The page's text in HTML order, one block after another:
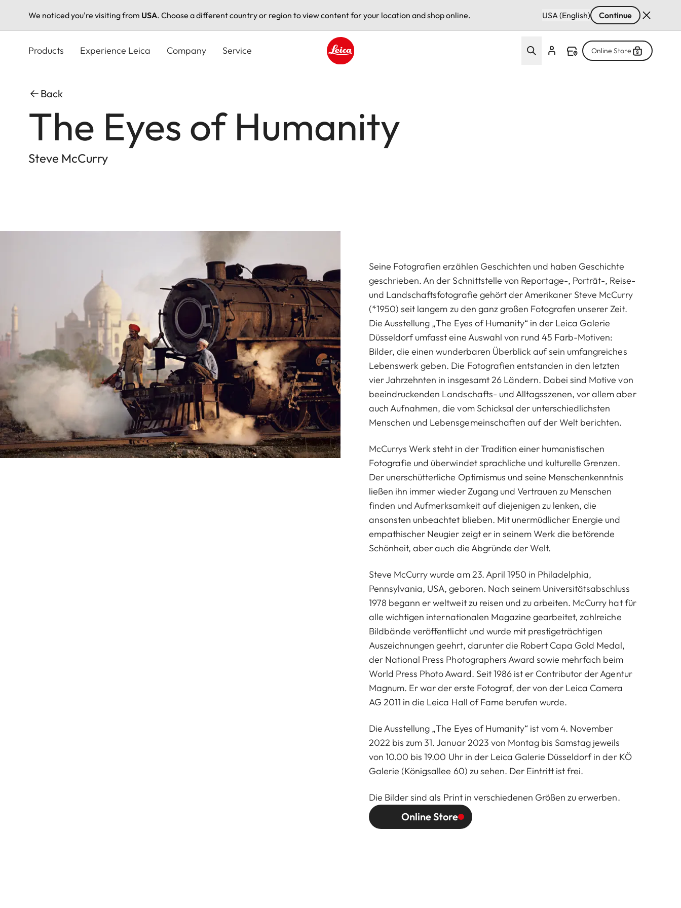
We noticed you're visiting from USA. Choose a different country or region to view content for your location and shop online. USA (English) Continue
Products Experience Leica Company Service Online Store
Back
The Eyes of Humanity
Steve McCurry
Seine Fotografien erzählen Geschichten und haben Geschichte
geschrieben. An der Schnittstelle von Reportage-, Porträt-, Reise-
und Landschaftsfotografie gehört der Amerikaner Steve McCurry
(*1950) seit langem zu den ganz großen Fotografen unserer Zeit.
Die Ausstellung „The Eyes of Humanity“ in der Leica Galerie
Düsseldorf umfasst eine Auswahl von rund 45 Farb-Motiven:
Bilder, die einen wunderbaren Überblick auf sein umfangreiches
Lebenswerk geben. Die Fotografien entstanden in den letzten
vier Jahrzehnten in insgesamt 26 Ländern. Dabei sind Motive von
beeindruckenden Landschafts- und Alltagsszenen, vor allem aber
auch Aufnahmen, die vom Schicksal der unterschiedlichsten
Menschen und Lebensgemeinschaften auf der Welt berichten.
McCurrys Werk steht in der Tradition einer humanistischen
Fotografie und überwindet sprachliche und kulturelle Grenzen.
Der unerschütterliche Optimismus und seine Menschenkenntnis
ließen ihn immer wieder Zugang und Vertrauen zu Menschen
finden und Aufmerksamkeit auf diejenigen zu lenken, die
ansonsten unbeachtet blieben. Mit unermüdlicher Energie und
empathischer Neugier zeigt er in seinem Werk die betörende
Schönheit, aber auch die Abgründe der Welt.
Steve McCurry wurde am 23. April 1950 in Philadelphia,
Pennsylvania, USA, geboren. Nach seinem Universitätsabschluss
1978 begann er weltweit zu reisen und zu arbeiten. McCurry hat für
alle wichtigen internationalen Magazine gearbeitet, zahlreiche
Bildbände veröffentlicht und wurde mit prestigeträchtigen
Auszeichnungen geehrt, darunter die Robert Capa Gold Medal,
der National Press Photographers Award sowie mehrfach beim
World Press Photo Award. Seit 1986 ist er Contributor der Agentur
Magnum. Er war der erste Fotograf, der von der Leica Camera
AG 2011 in die Leica Hall of Fame berufen wurde.
Die Ausstellung „The Eyes of Humanity“ ist vom 4. November
2022 bis zum 31. Januar 2023 von Montag bis Samstag jeweils
von 10.00 bis 19.00 Uhr in der Leica Galerie Düsseldorf in der KÖ
Galerie (Königsallee 60) zu sehen. Der Eintritt ist frei.
Die Bilder sind als Print in verschiedenen Größen zu erwerben.
Online Store